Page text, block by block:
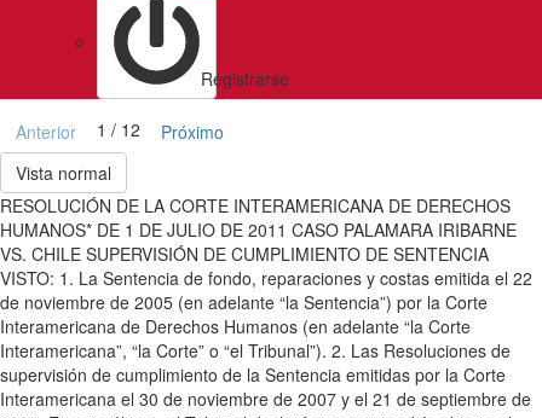
Registrarse
Anterior 1 / 12
Próximo
Vista normal
RESOLUCIÓN DE LA CORTE INTERAMERICANA DE DERECHOS
HUMANOS* DE 1 DE JULIO DE 2011 CASO PALAMARA IRIBARNE
VS. CHILE SUPERVISIÓN DE CUMPLIMIENTO DE SENTENCIA
VISTO: 1. La Sentencia de fondo, reparaciones y costas emitida el 22
de noviembre de 2005 (en adelante “la Sentencia”) por la Corte
Interamericana de Derechos Humanos (en adelante “la Corte
Interamericana”, “la Corte” o “el Tribunal”). 2. Las Resoluciones de
supervisión de cumplimiento de la Sentencia emitidas por la Corte
Interamericana el 30 de noviembre de 2007 y el 21 de septiembre de